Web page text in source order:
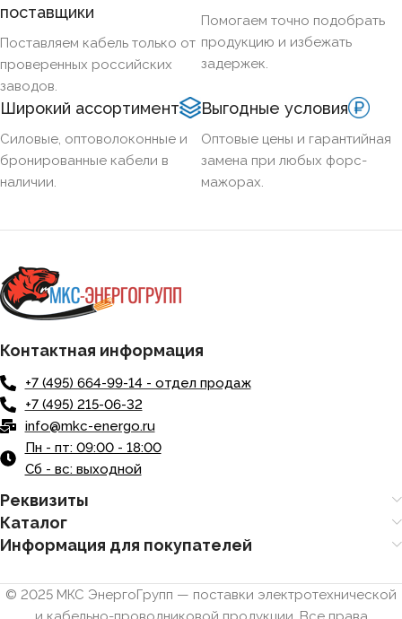
поставщики
Поставляем кабель только от
проверенных российских
заводов.
Помогаем точно подобрать
продукцию и избежать
задержек.
Широкий ассортимент
Силовые, оптоволоконные и
бронированные кабели в
наличии.
Выгодные условия
Оптовые цены и гарантийная
замена при любых форс-
мажорах.
Контактная информация
+7 (495) 664-99-14 - отдел продаж
+7 (495) 215-06-32
info@mkc-energo.ru
Пн - пт: 09:00 - 18:00
Сб - вс: выходной
Реквизиты
Каталог
Информация для покупателей
© 2025 МКС ЭнергоГрупп — поставки электротехнической